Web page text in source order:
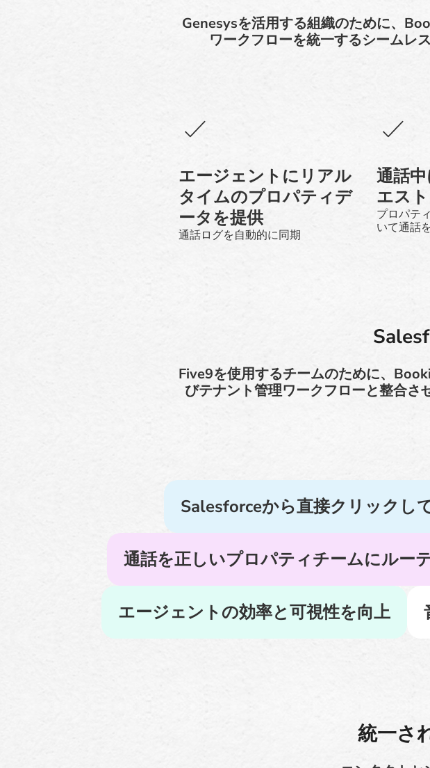
Genesysを活用する組織のために、
ワークフローを統一するシームレ
エージェントにリアル
タイムのプロパティデ
ータを提供
通話ログを自動的に同期
通話
エス
プロパテ
いて通話
Five9を使用するチームのために、
びテナント管理ワークフローと整合
Salesforceから直接クリックし
通話を正しいプロパティチームにルー
エージェントの効率と可視性を向上
統一さ